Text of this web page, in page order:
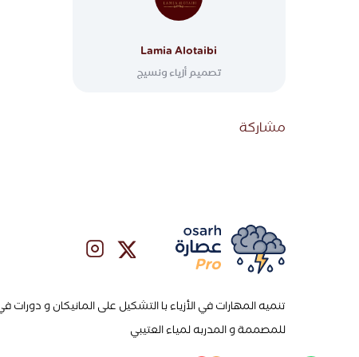
Lamia Alotaibi
تصميم أزياء ونسيج
مشاركة
تنميه المهارات في الأزياء با التشكيل على المانيكان و دورات
للمصممة و المدربه لمياء العتيبي